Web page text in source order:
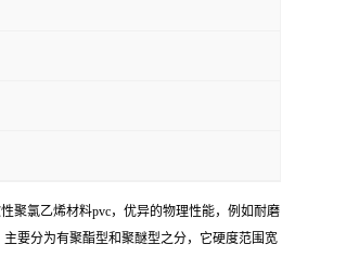
聚氯乙烯材料pvc，优异的物理性能，例如耐磨
要分为有聚酯型和聚醚型之分，它硬度范围宽